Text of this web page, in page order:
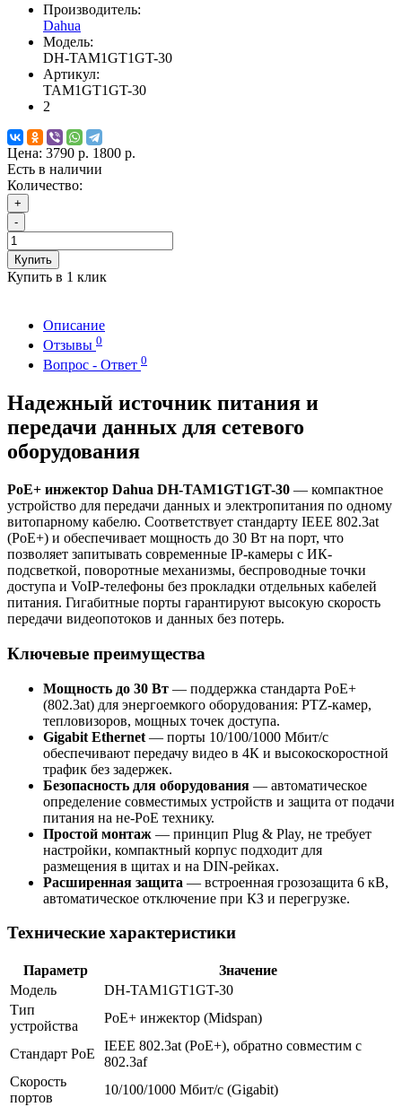
Производитель:
Dahua
Модель:
DH-TAM1GT1GT-30
Артикул:
TAM1GT1GT-30
2
Цена: 3790 р. 1800 р.
Есть в наличии
Количество:
+
-
Купить
Купить в 1 клик
Описание
Отзывы 0
Вопрос - Ответ 0
Надежный источник питания и
передачи данных для сетевого
оборудования
PoE+ инжектор Dahua DH-TAM1GT1GT-30 — компактное
устройство для передачи данных и электропитания по одному
витопарному кабелю. Соответствует стандарту IEEE 802.3at
(PoE+) и обеспечивает мощность до 30 Вт на порт, что
позволяет запитывать современные IP-камеры с ИК-
подсветкой, поворотные механизмы, беспроводные точки
доступа и VoIP-телефоны без прокладки отдельных кабелей
питания. Гигабитные порты гарантируют высокую скорость
передачи видеопотоков и данных без потерь.
Ключевые преимущества
Мощность до 30 Вт — поддержка стандарта PoE+
(802.3at) для энергоемкого оборудования: PTZ-камер,
тепловизоров, мощных точек доступа.
Gigabit Ethernet — порты 10/100/1000 Мбит/с
обеспечивают передачу видео в 4К и высокоскоростной
трафик без задержек.
Безопасность для оборудования — автоматическое
определение совместимых устройств и защита от подачи
питания на не-PoE технику.
Простой монтаж — принцип Plug & Play, не требует
настройки, компактный корпус подходит для
размещения в щитах и на DIN-рейках.
Расширенная защита — встроенная грозозащита 6 кВ,
автоматическое отключение при КЗ и перегрузке.
Технические характеристики
Параметр
Значение
Модель
DH-TAM1GT1GT-30
Тип
устройства
PoE+ инжектор (Midspan)
Стандарт PoE
IEEE 802.3at (PoE+), обратно совместим с
802.3af
Скорость
портов
10/100/1000 Мбит/с (Gigabit)